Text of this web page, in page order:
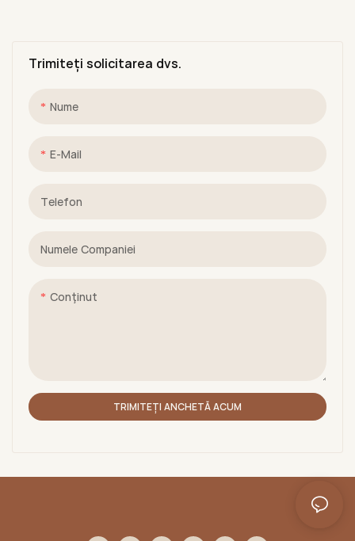
Trimiteți solicitarea dvs.
Nume
E-Mail
Telefon
Numele Companiei
Conţinut
TRIMITEȚI ANCHETĂ ACUM